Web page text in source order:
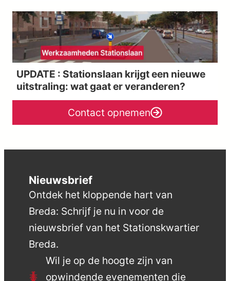
UPDATE : Stationslaan krijgt een nieuwe
uitstraling: wat gaat er veranderen?
Contact opnemen
Nieuwsbrief
Ontdek het kloppende hart van
Breda: Schrijf je nu in voor de
nieuwsbrief van het Stationskwartier
Breda.
Wil je op de hoogte zijn van
opwindende evenementen die